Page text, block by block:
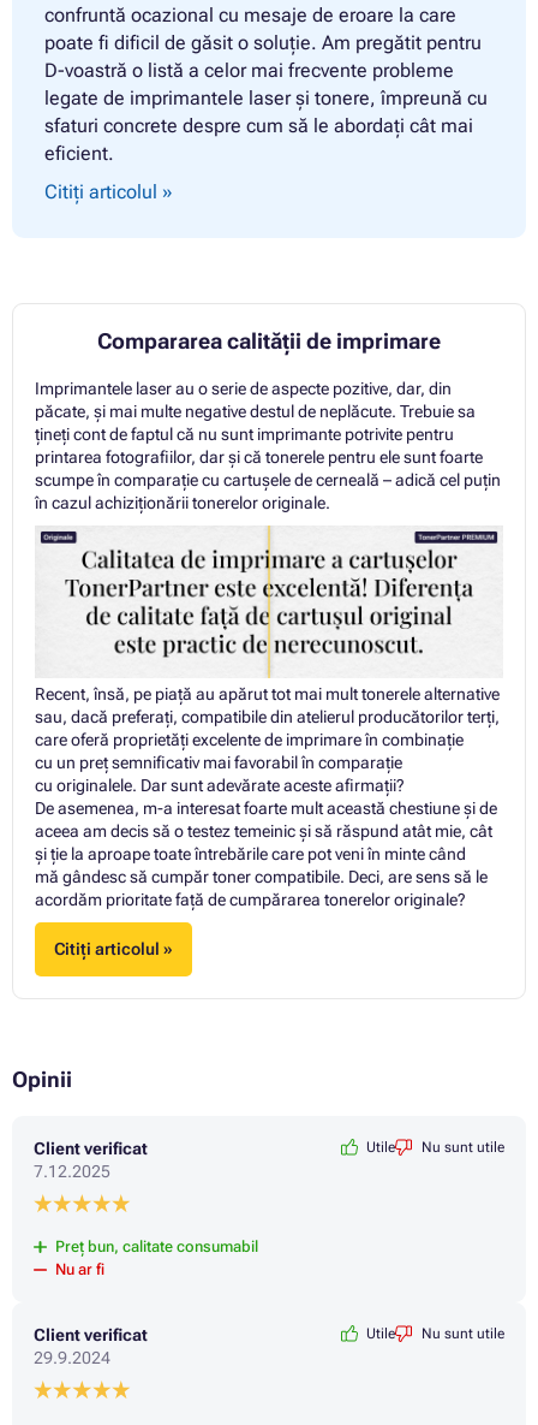
confruntă ocazional cu mesaje de eroare la care
poate fi dificil de găsit o soluție. Am pregătit pentru
D-voastră o listă a celor mai frecvente probleme
legate de imprimantele laser și tonere, împreună cu
sfaturi concrete despre cum să le abordați cât mai
eficient.
Citiți articolul »
Compararea calității de imprimare
Imprimantele laser au o serie de aspecte pozitive, dar, din
păcate, și mai multe negative destul de neplăcute. Trebuie sa
țineți cont de faptul că nu sunt imprimante potrivite pentru
printarea fotografiilor, dar și că tonerele pentru ele sunt foarte
scumpe în comparație cu cartușele de cerneală – adică cel puțin
în cazul achiziționării tonerelor originale.
Recent, însă, pe piață au apărut tot mai mult tonerele alternative
sau, dacă preferați, compatibile din atelierul producătorilor terți,
care oferă proprietăți excelente de imprimare în combinație
cu un preț semnificativ mai favorabil în comparație
cu originalele. Dar sunt adevărate aceste afirmații?
De asemenea, m-a interesat foarte mult această chestiune și de
aceea am decis să o testez temeinic și să răspund atât mie, cât
și ție la aproape toate întrebările care pot veni în minte când
mă gândesc să cumpăr toner compatibile. Deci, are sens să le
acordăm prioritate față de cumpărarea tonerelor originale?
Citiți articolul »
Opinii
Client verificat
7.12.2025
Utile Nu sunt utile
Preț bun, calitate consumabil
Nu ar fi
Client verificat
29.9.2024
Utile Nu sunt utile